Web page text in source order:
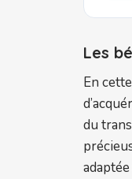
Les
En
du